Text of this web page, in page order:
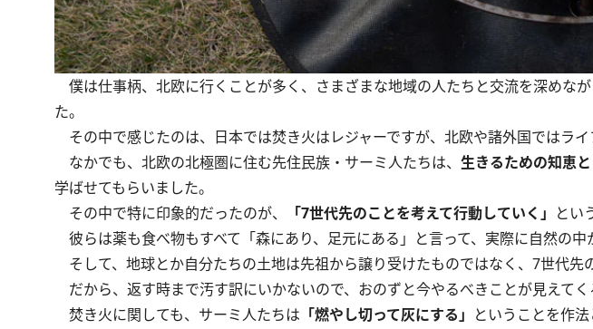
僕は仕事柄、北欧に行くことが多く、さまざまな地域の人たちと交流を深めな
た。
その中で感じたのは、日本では焚き火はレジャーですが、北欧や諸外国ではラ
なかでも、北欧の北極圏に住む先住民族・サーミ人たちは、 生きるための知恵
学ばせてもらいました。
その中で特に印象的だったのが、
「7世代先のことを考えて行動していく」 とい
彼らは薬も食べ物もすべて「森にあり、足元にある」と言って、実際に自然の中
そして、地球とか自分たちの土地は先祖から譲り受けたものではなく、7世代先
だから、返す時まで汚す訳にいかないので、おのずと今やるべきことが見えてく
焚き火に関しても、サーミ人たちは 「燃やし切って灰にする」 ということを作法